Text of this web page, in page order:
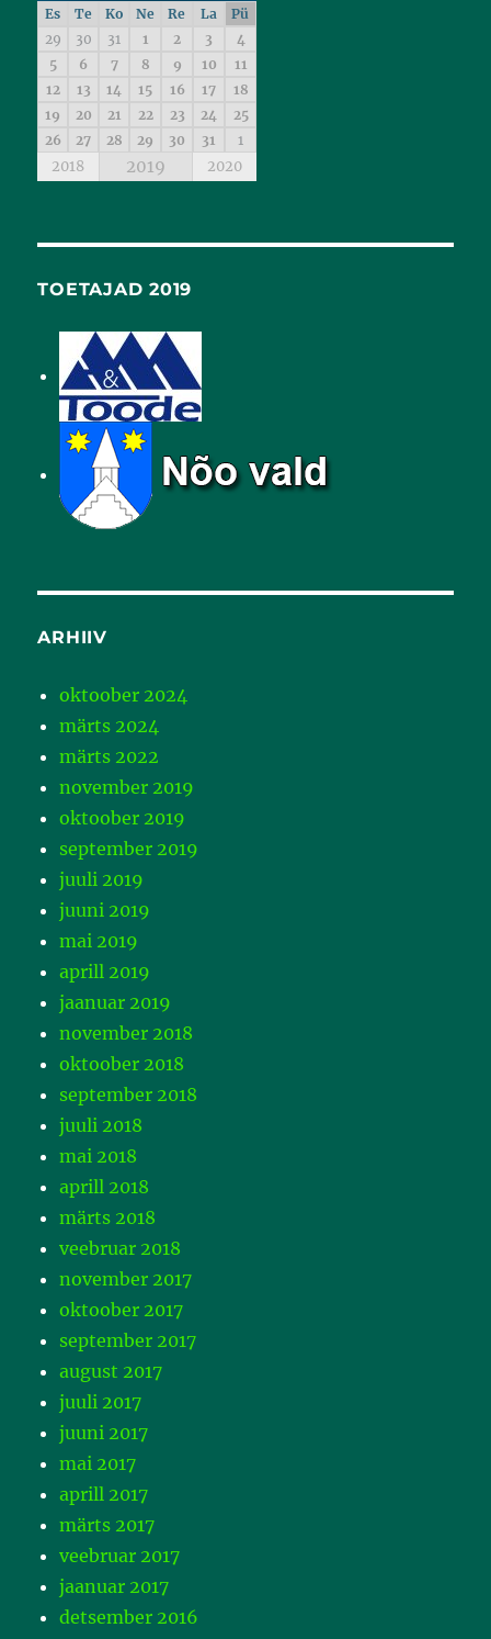
Es Te Ko Ne Re La
Pü
29
30 31 1 2 3
4
5
6 7 8 9 10
11
12
13 14 15 16 17
18
19
20 21 22 23 24
25
26
27 28 29 30 31 1
2018 2019 2020
TOETAJAD 2019
ARHIIV
oktoober 2024
märts 2024
märts 2022
november 2019
oktoober 2019
september 2019
juuli 2019
juuni 2019
mai 2019
aprill 2019
jaanuar 2019
november 2018
oktoober 2018
september 2018
juuli 2018
mai 2018
aprill 2018
märts 2018
veebruar 2018
november 2017
oktoober 2017
september 2017
august 2017
juuli 2017
juuni 2017
mai 2017
aprill 2017
märts 2017
veebruar 2017
jaanuar 2017
detsember 2016